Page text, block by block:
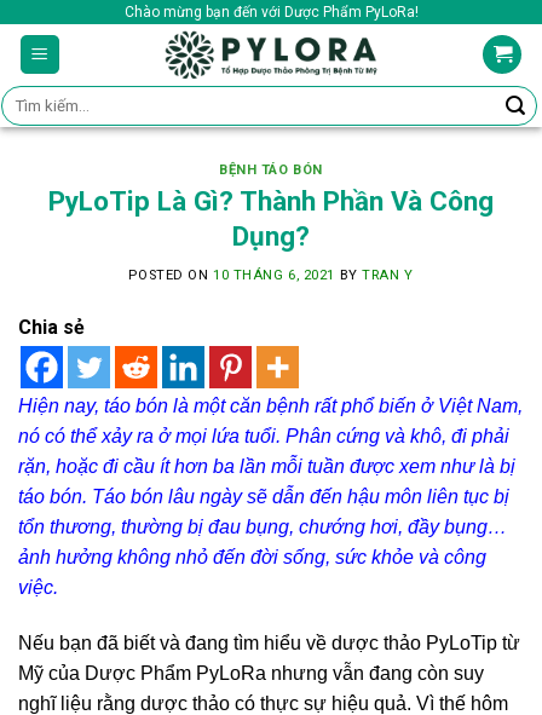
content
Chào mừng bạn đến với Dược Phẩm PyLoRa!
Tìm
kiếm:
BỆNH TÁO BÓN
PyLoTip Là Gì? Thành Phần Và Công
Dụng?
POSTED ON 10 THÁNG 6, 2021 BYTRAN Y
Chia sẻ
Hiện nay, táo bón là một căn bệnh rất phổ biến ở Việt Nam,
nó có thể xảy ra ở mọi lứa tuổi. Phân cứng và khô, đi phải
rặn, hoặc đi cầu ít hơn ba lần mỗi tuần được xem như là bị
táo bón. Táo bón lâu ngày sẽ dẫn đến hậu môn liên tục bị
tổn thương, thường bị đau bụng, chướng hơi, đầy bụng…
ảnh hưởng không nhỏ đến đời sống, sức khỏe và công
việc.
Nếu bạn đã biết và đang tìm hiểu về dược thảo PyLoTip từ
Mỹ của Dược Phẩm PyLoRa nhưng vẫn đang còn suy
nghĩ liệu rằng dược thảo có thực sự hiệu quả. Vì thế hôm